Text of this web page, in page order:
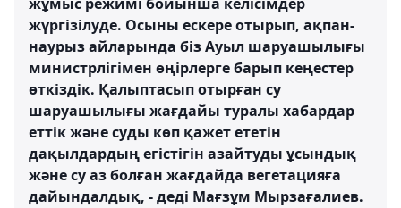
жүргізілуде. Осыны ескере отырып, ақпан-
наурыз айларында біз Ауыл шаруашылығы
министрлігімен өңірлерге барып кеңестер
өткіздік. Қалыптасып отырған су
шаруашылығы жағдайы туралы хабардар
еттік және суды көп қажет ететін
дақылдардың егістігін азайтуды ұсындық
және су аз болған жағдайда вегетацияға
дайындалдық, - деді Мағзұм Мырзағалиев.